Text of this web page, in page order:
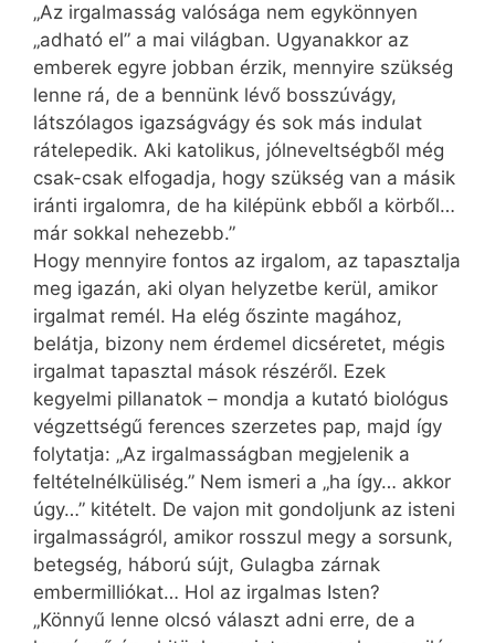
„Az irgalmasság valósága nem egykönnyen
„adható el” a mai világban. Ugyanakkor az
emberek egyre jobban érzik, mennyire szükség
lenne rá, de a bennünk lévő bosszúvágy,
látszólagos igazságvágy és sok más indulat
rátelepedik. Aki katolikus, jólneveltségből még
csak-csak elfogadja, hogy szükség van a másik
iránti irgalomra, de ha kilépünk ebből a körből…
már sokkal nehezebb.”
Hogy mennyire fontos az irgalom, az tapasztalja
meg igazán, aki olyan helyzetbe kerül, amikor
irgalmat remél. Ha elég őszinte magához,
belátja, bizony nem érdemel dicséretet, mégis
irgalmat tapasztal mások részéről. Ezek
kegyelmi pillanatok – mondja a kutató biológus
végzettségű ferences szerzetes pap, majd így
folytatja: „Az irgalmasságban megjelenik a
feltételnélküliség.” Nem ismeri a „ha így… akkor
úgy…” kitételt. De vajon mit gondoljunk az isteni
irgalmasságról, amikor rosszul megy a sorsunk,
betegség, háború sújt, Gulagba zárnak
embermilliókat… Hol az irgalmas Isten?
„Könnyű lenne olcsó választ adni erre, de a